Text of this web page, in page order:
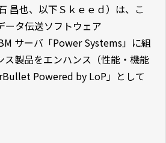
昌也、以下Ｓｋｅｅｄ）は、こ
ータ伝送ソフトウェア
サーバ「Power Systems」に組
ス製品をエンハンス（性能・機能
Powered by LoP」として